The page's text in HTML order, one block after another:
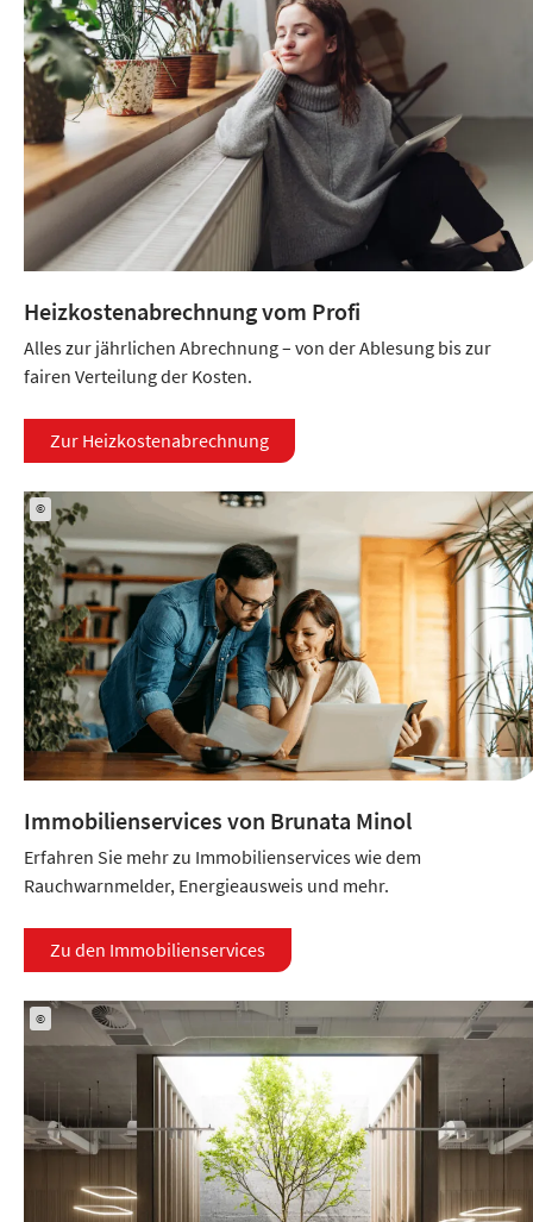
Heizkostenabrechnung vom Profi
Alles zur jährlichen Abrechnung – von der Ablesung bis zur
fairen Verteilung der Kosten.
Zur Heizkostenabrechnung
©
Immobilienservices von Brunata Minol
Erfahren Sie mehr zu Immobilienservices wie dem
Rauchwarnmelder, Energieausweis und mehr.
Zu den Immobilienservices
©